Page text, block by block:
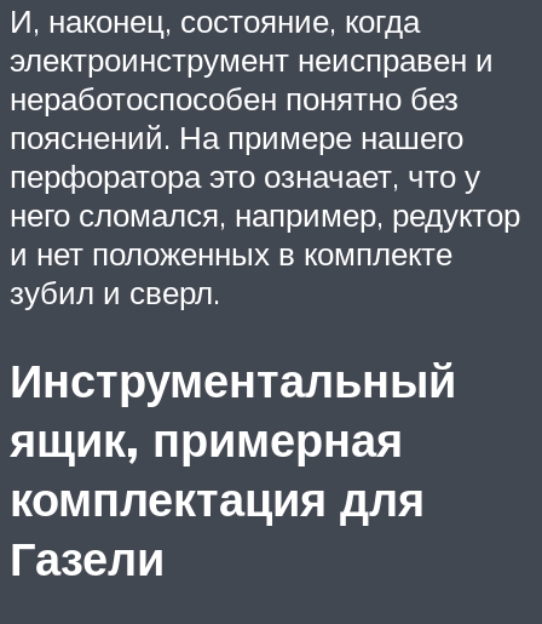
И, наконец, состояние, когда
электроинструмент неисправен и
неработоспособен понятно без
пояснений. На примере нашего
перфоратора это означает, что у
него сломался, например, редуктор
и нет положенных в комплекте
зубил и сверл.
Инструментальный
ящик, примерная
комплектация для
Газели